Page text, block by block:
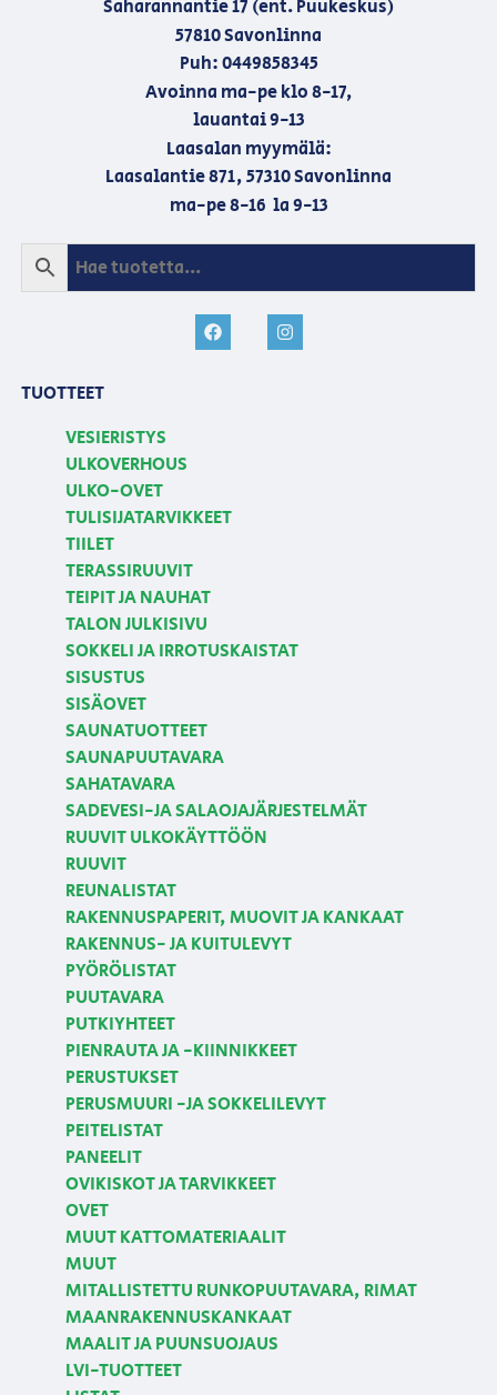
Saharannantie 17 (ent. Puukeskus)
57810 Savonlinna
Puh: 0449858345
Avoinna ma-pe klo 8-17,
lauantai 9-13
Laasalan myymälä:
Laasalantie 871, 57310 Savonlinna
ma-pe 8-16 la 9-13
TUOTTEET
VESIERISTYS
ULKOVERHOUS
ULKO-OVET
TULISIJATARVIKKEET
TIILET
TERASSIRUUVIT
TEIPIT JA NAUHAT
TALON JULKISIVU
SOKKELI JA IRROTUSKAISTAT
SISUSTUS
SISÄOVET
SAUNATUOTTEET
SAUNAPUUTAVARA
SAHATAVARA
SADEVESI-JA SALAOJAJÄRJESTELMÄT
RUUVIT ULKOKÄYTTÖÖN
RUUVIT
REUNALISTAT
RAKENNUSPAPERIT, MUOVIT JA KANKAAT
RAKENNUS- JA KUITULEVYT
PYÖRÖLISTAT
PUUTAVARA
PUTKIYHTEET
PIENRAUTA JA -KIINNIKKEET
PERUSTUKSET
PERUSMUURI -JA SOKKELILEVYT
PEITELISTAT
PANEELIT
OVIKISKOT JA TARVIKKEET
OVET
MUUT KATTOMATERIAALIT
MUUT
MITALLISTETTU RUNKOPUUTAVARA, RIMAT
MAANRAKENNUSKANKAAT
MAALIT JA PUUNSUOJAUS
LVI-TUOTTEET